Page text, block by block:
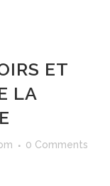
ET
LA
0 Comments